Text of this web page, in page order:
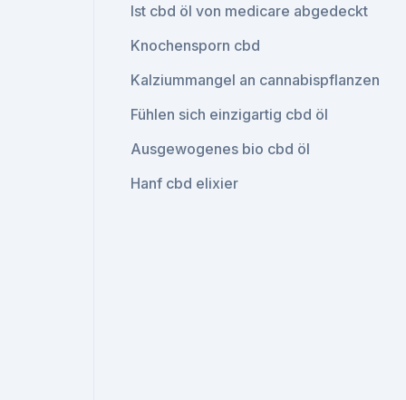
Ist cbd öl von medicare abgedeckt
Knochensporn cbd
Kalziummangel an cannabispflanzen
Fühlen sich einzigartig cbd öl
Ausgewogenes bio cbd öl
Hanf cbd elixier